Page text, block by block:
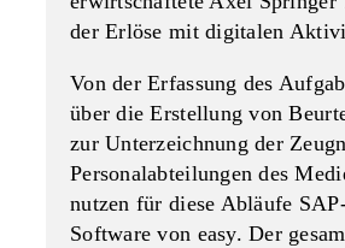
der Erlöse mit digitalen
Von der Erfassung des
über die Erstellung von
zur Unterzeichnung der
Personalabteilungen des
nutzen für diese Abläufe
Software von easy. Der